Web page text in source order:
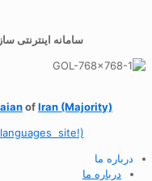
سامانه اینترنتی
ofIran (Majority)
site!)
درباره ما
درباره ما